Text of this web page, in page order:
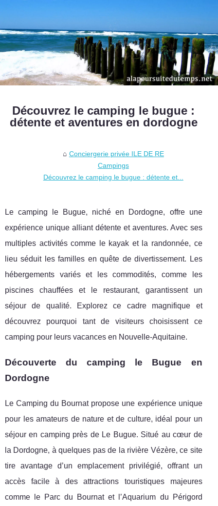
Découvrez le camping le bugue :
détente et aventures en dordogne
Conciergerie privée ILE DE RE
Campings
Découvrez le camping le bugue : détente et...
Le camping le Bugue, niché en Dordogne, offre une
expérience unique alliant détente et aventures. Avec ses
multiples activités comme le kayak et la randonnée, ce
lieu séduit les familles en quête de divertissement. Les
hébergements variés et les commodités, comme les
piscines chauffées et le restaurant, garantissent un
séjour de qualité. Explorez ce cadre magnifique et
découvrez pourquoi tant de visiteurs choisissent ce
camping pour leurs vacances en Nouvelle-Aquitaine.
Découverte du camping le Bugue en
Dordogne
Le Camping du Bournat propose une expérience unique
pour les amateurs de nature et de culture, idéal pour un
séjour en camping près de Le Bugue. Situé au cœur de
la Dordogne, à quelques pas de la rivière Vézère, ce site
tire avantage d’un emplacement privilégié, offrant un
accès facile à des attractions touristiques majeures
comme le Parc du Bournat et l’Aquarium du Périgord